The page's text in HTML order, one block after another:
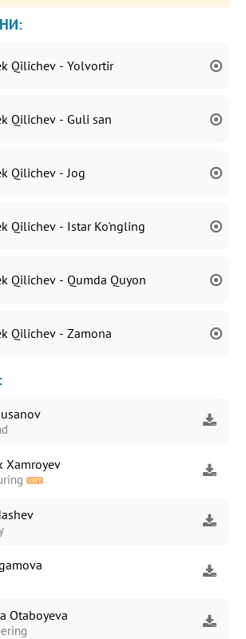
Qilichev - Yolvortir
Qilichev - Guli san
Qilichev - Jog
Qilichev - Istar Ko'ngling
Qilichev - Qumda Quyon
Qilichev - Zamona
Xamroyev
Otaboyeva